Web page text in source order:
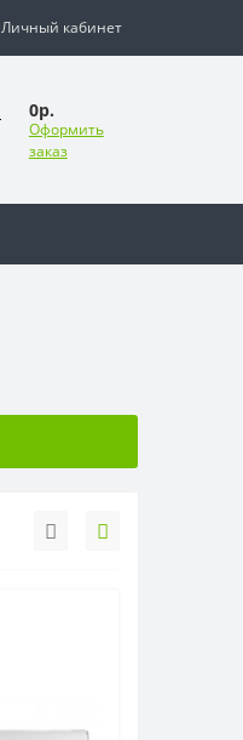
Личный кабинет
0р.
Оформить
заказ